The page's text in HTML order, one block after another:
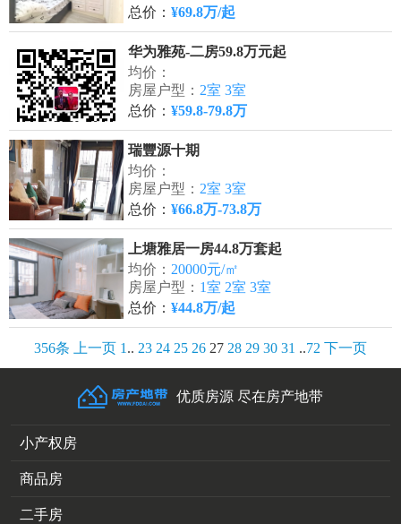
总价：¥69.8万/起
华为雅苑-二房59.8万元起
均价：
房屋户型： 2室 3室
总价：¥59.8-79.8万
瑞豐源十期
均价：
房屋户型： 2室 3室
总价：¥66.8万-73.8万
上塘雅居一房44.8万套起
均价： 20000元/㎡
房屋户型： 1室 2室 3室
总价：¥44.8万/起
356条 上一页 1 .. 23 24 25 26 27 28 29 30 31 ..72 下一页
优质房源 尽在房产地带
小产权房
商品房
二手房